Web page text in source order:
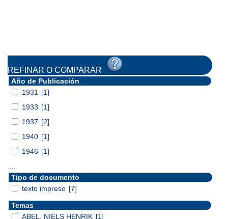
REFINAR O COMPARAR
Año de Publicación
1931
[1]
1933 [1]
1937 [2]
1940 [1]
1946 [1]
Tipo de documento
texto impreso [7]
Temas
ABEL, NIELS HENRIK [1]